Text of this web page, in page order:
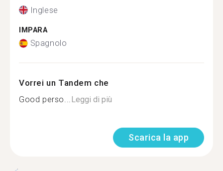
Inglese
IMPARA
Spagnolo
Vorrei un Tandem che
Good perso...Leggi di più
Scarica la app